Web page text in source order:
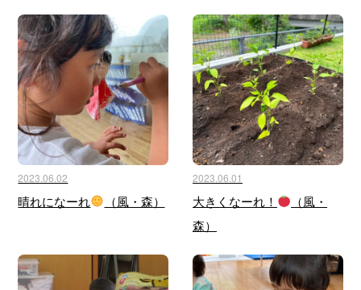
2023.06.02
晴れになーれ （風・森）
2023.06.01
大きくなーれ！
（風・
森）